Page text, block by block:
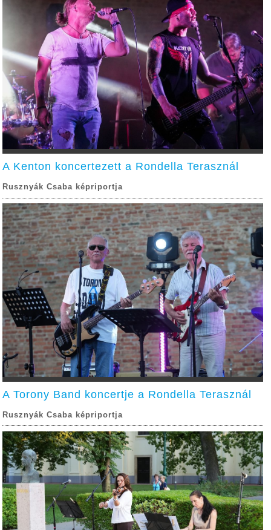
A Kenton koncertezett a Rondella Terasznál
Rusznyák Csaba képriportja
A Torony Band koncertje a Rondella Terasznál
Rusznyák Csaba képriportja